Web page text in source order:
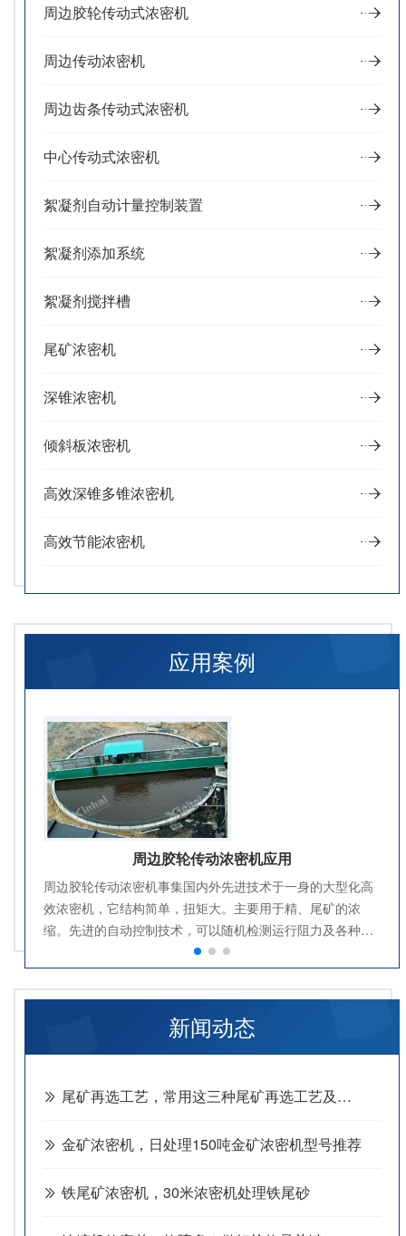
周边胶轮传动式浓密机
周边传动浓密机
周边齿条传动式浓密机
中心传动式浓密机
絮凝剂自动计量控制装置
絮凝剂添加系统
絮凝剂搅拌槽
尾矿浓密机
深锥浓密机
倾斜板浓密机
高效深锥多锥浓密机
高效节能浓密机
应用案例
周边胶轮传动浓密机应用
周边胶轮传动浓密机事集国内外先进技术于一身的大型化高
效浓密机，它结构简单，扭矩大。主要用于精、尾矿的浓
缩。先进的自动控制技术，可以随机检测运行阻力及各种参
数，调整运行状态，实现无级变速（液压或变频），以适应
各种不同比重和浓度的矿浆作业。
新闻动态
尾矿再选工艺，常用这三种尾矿再选工艺及设备
金矿浓密机，日处理150吨金矿浓密机型号推荐
铁尾矿浓密机，30米浓密机处理铁尾砂